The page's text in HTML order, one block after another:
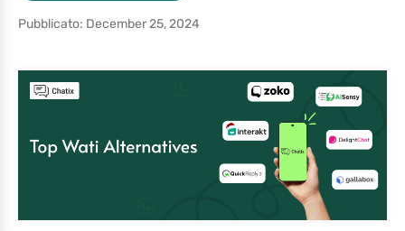
Pubblicato: December 25, 2024